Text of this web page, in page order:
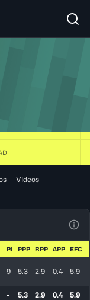
Videos
PJ PPP RPP APP EFC
9 5.3 2.9 0.4 5.9
- 5.3 2.9 0.4 5.9